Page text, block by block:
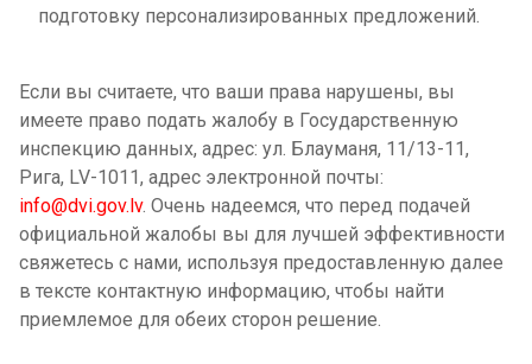
подготовку персонализированных предложений.
Если вы считаете, что ваши права нарушены, вы
имеете право подать жалобу в Государственную
инспекцию данных, адрес: ул. Блауманя, 11/13-11,
Рига, LV-1011, адрес электронной почты:
info@dvi.gov.lv. Очень надеемся, что перед подачей
официальной жалобы вы для лучшей эффективности
свяжетесь с нами, используя предоставленную далее
в тексте контактную информацию, чтобы найти
приемлемое для обеих сторон решение.